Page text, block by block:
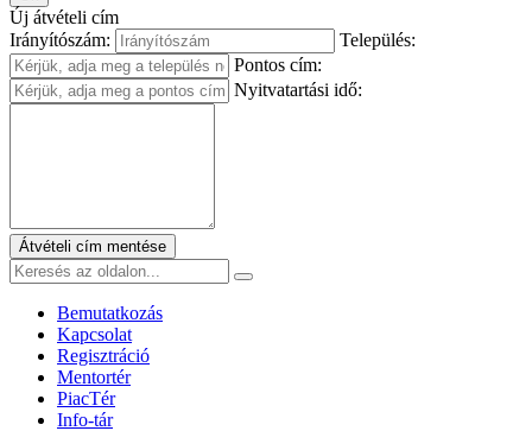
Új átvételi cím
Irányítószám:
Település:
Pontos cím:
Nyitvatartási idő:
Átvételi cím mentése
Bemutatkozás
Kapcsolat
Regisztráció
Mentortér
PiacTér
Info-tár